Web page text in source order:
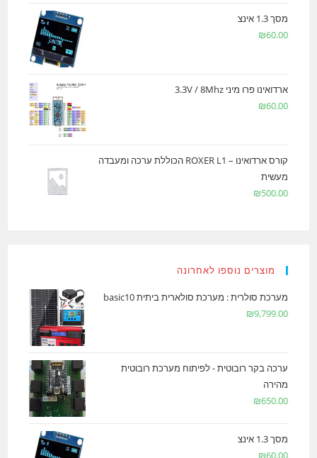
מסך 1.3 אינצ
₪60.00
ארדואינו פרו מיני 3.3V / 8Mhz
₪60.00
קורס ארדואינו – ROXER L1 הכוללת ערכה ומעבדה
מעשית
₪500.00
מוצרים נוספו לאחרונה
מערכת סולרית : מערכת סולארית ביתית basic10
₪9,799.00
ערכה בקר רובוטית - לפיתוח מערכת רובוטית
מהירה
₪650.00
מסך 1.3 אינצ
₪60.00